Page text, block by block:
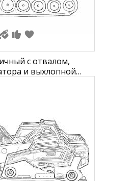
с отвалом,
и выхлопной